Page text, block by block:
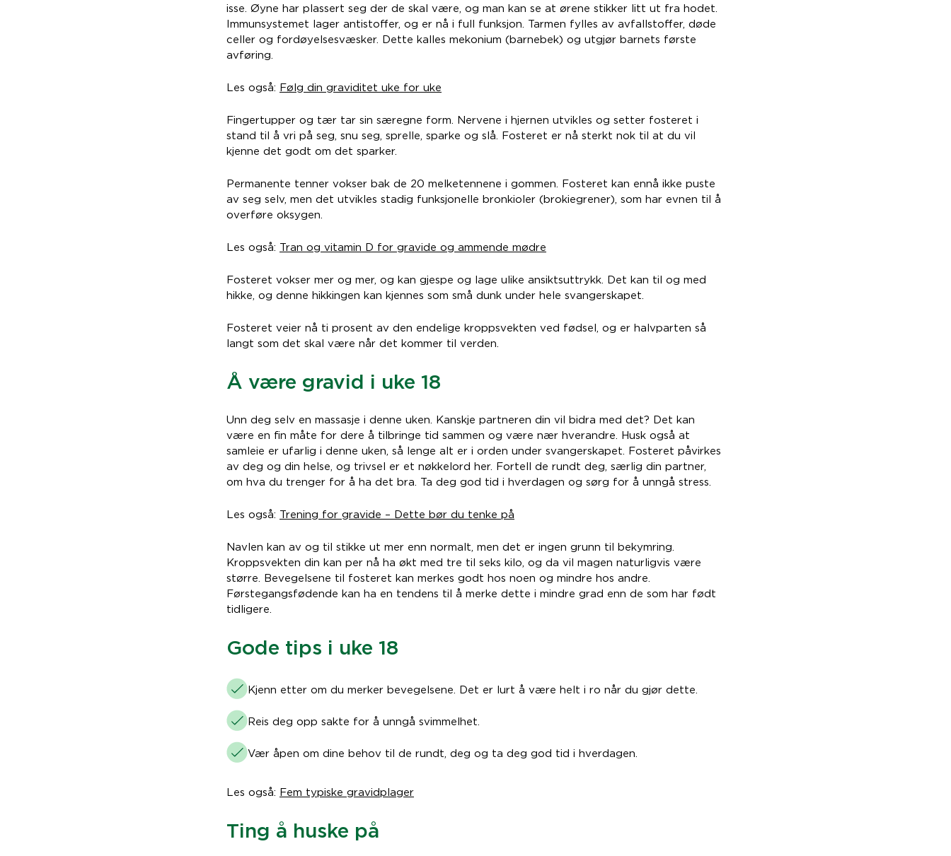
isse. Øyne har plassert seg der de skal være, og man kan se at ørene stikker litt ut fra hodet.
Immunsystemet lager antistoffer, og er nå i full funksjon. Tarmen fylles av avfallstoffer, døde
celler og fordøyelsesvæsker. Dette kalles mekonium (barnebek) og utgjør barnets første
avføring.
Les også: Følg din graviditet uke for uke
Fingertupper og tær tar sin særegne form. Nervene i hjernen utvikles og setter fosteret i
stand til å vri på seg, snu seg, sprelle, sparke og slå. Fosteret er nå sterkt nok til at du vil
kjenne det godt om det sparker.
Permanente tenner vokser bak de 20 melketennene i gommen. Fosteret kan ennå ikke puste
av seg selv, men det utvikles stadig funksjonelle bronkioler (brokiegrener), som har evnen til å
overføre oksygen.
Les også: Tran og vitamin D for gravide og ammende mødre
Fosteret vokser mer og mer, og kan gjespe og lage ulike ansiktsuttrykk. Det kan til og med
hikke, og denne hikkingen kan kjennes som små dunk under hele svangerskapet.
Fosteret veier nå ti prosent av den endelige kroppsvekten ved fødsel, og er halvparten så
langt som det skal være når det kommer til verden.
Å være gravid i uke 18
Unn deg selv en massasje i denne uken. Kanskje partneren din vil bidra med det? Det kan
være en fin måte for dere å tilbringe tid sammen og være nær hverandre. Husk også at
samleie er ufarlig i denne uken, så lenge alt er i orden under svangerskapet. Fosteret påvirkes
av deg og din helse, og trivsel er et nøkkelord her. Fortell de rundt deg, særlig din partner,
om hva du trenger for å ha det bra. Ta deg god tid i hverdagen og sørg for å unngå stress.
Les også: Trening for gravide – Dette bør du tenke på
Navlen kan av og til stikke ut mer enn normalt, men det er ingen grunn til bekymring.
Kroppsvekten din kan per nå ha økt med tre til seks kilo, og da vil magen naturligvis være
større. Bevegelsene til fosteret kan merkes godt hos noen og mindre hos andre.
Førstegangsfødende kan ha en tendens til å merke dette i mindre grad enn de som har født
tidligere.
Gode tips i uke 18
Kjenn etter om du merker bevegelsene. Det er lurt å være helt i ro når du gjør dette.
Reis deg opp sakte for å unngå svimmelhet.
Vær åpen om dine behov til de rundt, deg og ta deg god tid i hverdagen.
Les også: Fem typiske gravidplager
Ting å huske på